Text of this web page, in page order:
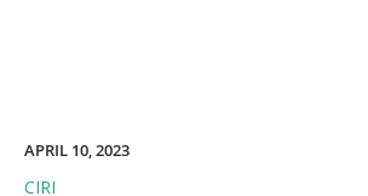
APRIL 10, 2023
CIRI